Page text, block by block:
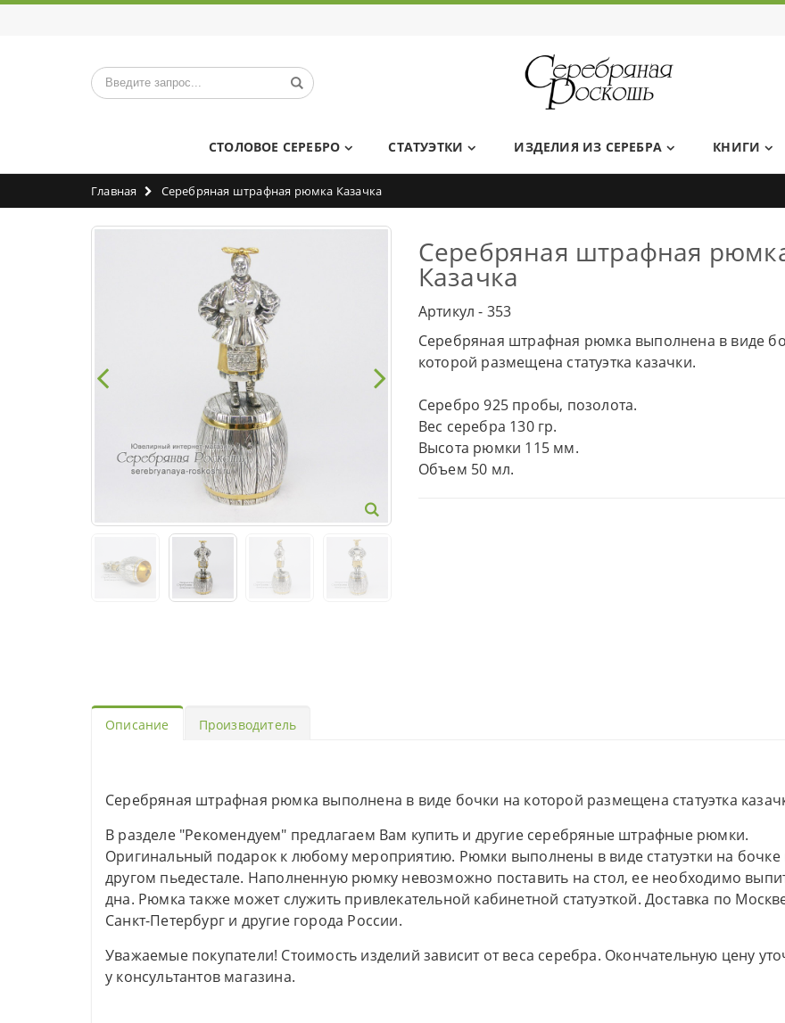
СТОЛОВОЕ СЕРЕБРО СТАТУЭТКИ ИЗДЕЛИЯ ИЗ СЕРЕБРА КНИГИ
Главная Серебряная штрафная рюмка Казачка
Серебряная штрафная
Казачка
Артикул - 353
Серебряная штрафная рюмка выполнена в виде
которой размещена статуэтка казачки.
Серебро 925 пробы, позолота.
Вес серебра 130 гр.
Высота рюмки 115 мм.
Объем 50 мл.
Описание Производитель
Серебряная штрафная рюмка выполнена в виде бочки на которой размещена статуэтка
В разделе "Рекомендуем" предлагаем Вам купить и другие серебряные штрафные рюмки.
Оригинальный подарок к любому мероприятию. Рюмки выполнены в виде статуэтки на бочке
другом пьедестале. Наполненную рюмку невозможно поставить на стол, ее необходимо
дна. Рюмка также может служить привлекательной кабинетной статуэткой. Доставка по
Санкт-Петербург и другие города России.
Уважаемые покупатели! Стоимость изделий зависит от веса серебра. Окончательную цену
у консультантов магазина.